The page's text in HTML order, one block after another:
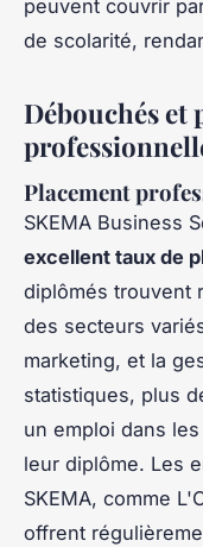
peuvent couvrir
de scolarité,
Débouchés et
Placement
SKEMA Business
excellent taux de
diplômés trouvent
des secteurs
marketing, et la
statistiques, plus
un emploi dans
leur diplôme. Les
SKEMA, comme
offrent